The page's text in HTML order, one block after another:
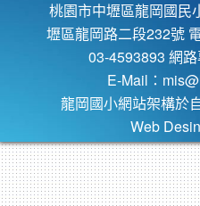
桃園市中壢區龍岡國民
壢區龍岡路二段232號
03-4593893 網
E-Mail：
龍岡國小網站架構於
Web